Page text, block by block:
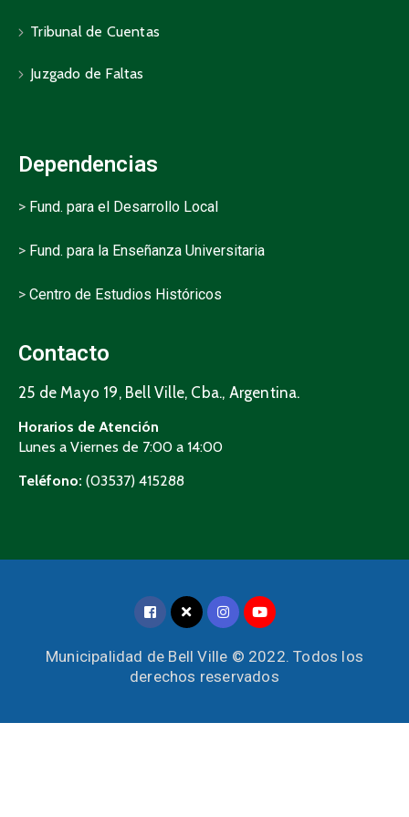
Tribunal de Cuentas
Juzgado de Faltas
Dependencias
> Fund. para el Desarrollo Local
> Fund. para la Enseñanza Universitaria
> Centro de Estudios Históricos
Contacto
25 de Mayo 19, Bell Ville, Cba., Argentina.
Horarios de Atención
Lunes a Viernes de 7:00 a 14:00
Teléfono: (03537) 415288
Municipalidad de Bell Ville © 2022. Todos los
derechos reservados